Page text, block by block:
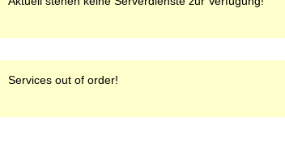
Services out of order!